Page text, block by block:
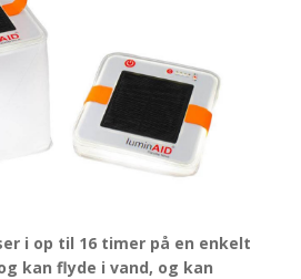
i op til 16 timer på en enkelt
kan flyde i vand, og kan